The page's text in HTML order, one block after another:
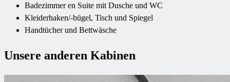
Badezimmer en Suite mit Dusche und WC
Kleiderhaken/-bügel, Tisch und Spiegel
Handtücher und Bettwäsche
Unsere anderen Kabinen